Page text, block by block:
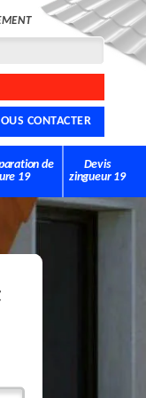
CONTACTER
de
19
Devis
zingueur 19